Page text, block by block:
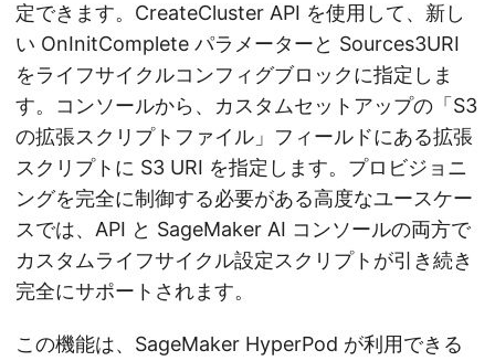
定できます。CreateCluster API を使用して、新し
い OnInitComplete パラメーターと Sources3URI
をライフサイクルコンフィグブロックに指定しま
す。コンソールから、カスタムセットアップの「S3
の拡張スクリプトファイル」フィールドにある拡張
スクリプトに S3 URI を指定します。プロビジョニ
ングを完全に制御する必要がある高度なユースケー
スでは、API と SageMaker AI コンソールの両方で
カスタムライフサイクル設定スクリプトが引き続き
完全にサポートされます。
この機能は、SageMaker HyperPod が利用できる